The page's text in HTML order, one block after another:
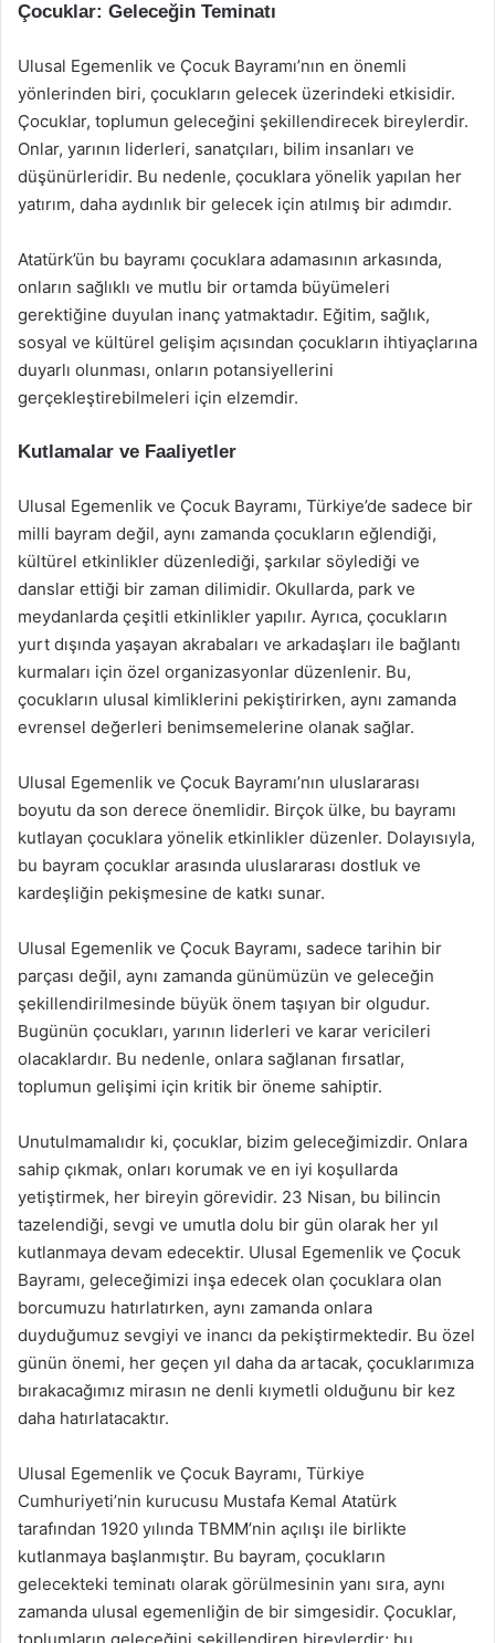
Çocuklar: Geleceğin Teminatı
Ulusal Egemenlik ve Çocuk Bayramı’nın en önemli
yönlerinden biri, çocukların gelecek üzerindeki etkisidir.
Çocuklar, toplumun geleceğini şekillendirecek bireylerdir.
Onlar, yarının liderleri, sanatçıları, bilim insanları ve
düşünürleridir. Bu nedenle, çocuklara yönelik yapılan her
yatırım, daha aydınlık bir gelecek için atılmış bir adımdır.
Atatürk’ün bu bayramı çocuklara adamasının arkasında,
onların sağlıklı ve mutlu bir ortamda büyümeleri
gerektiğine duyulan inanç yatmaktadır. Eğitim, sağlık,
sosyal ve kültürel gelişim açısından çocukların ihtiyaçlarına
duyarlı olunması, onların potansiyellerini
gerçekleştirebilmeleri için elzemdir.
Kutlamalar ve Faaliyetler
Ulusal Egemenlik ve Çocuk Bayramı, Türkiye’de sadece bir
milli bayram değil, aynı zamanda çocukların eğlendiği,
kültürel etkinlikler düzenlediği, şarkılar söylediği ve
danslar ettiği bir zaman dilimidir. Okullarda, park ve
meydanlarda çeşitli etkinlikler yapılır. Ayrıca, çocukların
yurt dışında yaşayan akrabaları ve arkadaşları ile bağlantı
kurmaları için özel organizasyonlar düzenlenir. Bu,
çocukların ulusal kimliklerini pekiştirirken, aynı zamanda
evrensel değerleri benimsemelerine olanak sağlar.
Ulusal Egemenlik ve Çocuk Bayramı’nın uluslararası
boyutu da son derece önemlidir. Birçok ülke, bu bayramı
kutlayan çocuklara yönelik etkinlikler düzenler. Dolayısıyla,
bu bayram çocuklar arasında uluslararası dostluk ve
kardeşliğin pekişmesine de katkı sunar.
Ulusal Egemenlik ve Çocuk Bayramı, sadece tarihin bir
parçası değil, aynı zamanda günümüzün ve geleceğin
şekillendirilmesinde büyük önem taşıyan bir olgudur.
Bugünün çocukları, yarının liderleri ve karar vericileri
olacaklardır. Bu nedenle, onlara sağlanan fırsatlar,
toplumun gelişimi için kritik bir öneme sahiptir.
Unutulmamalıdır ki, çocuklar, bizim geleceğimizdir. Onlara
sahip çıkmak, onları korumak ve en iyi koşullarda
yetiştirmek, her bireyin görevidir. 23 Nisan, bu bilincin
tazelendiği, sevgi ve umutla dolu bir gün olarak her yıl
kutlanmaya devam edecektir. Ulusal Egemenlik ve Çocuk
Bayramı, geleceğimizi inşa edecek olan çocuklara olan
borcumuzu hatırlatırken, aynı zamanda onlara
duyduğumuz sevgiyi ve inancı da pekiştirmektedir. Bu özel
günün önemi, her geçen yıl daha da artacak, çocuklarımıza
bırakacağımız mirasın ne denli kıymetli olduğunu bir kez
daha hatırlatacaktır.
Ulusal Egemenlik ve Çocuk Bayramı, Türkiye
Cumhuriyeti’nin kurucusu Mustafa Kemal Atatürk
tarafından 1920 yılında TBMM’nin açılışı ile birlikte
kutlanmaya başlanmıştır. Bu bayram, çocukların
gelecekteki teminatı olarak görülmesinin yanı sıra, aynı
zamanda ulusal egemenliğin de bir simgesidir. Çocuklar,